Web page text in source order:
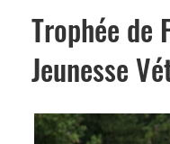
Trophée de
Jeunesse